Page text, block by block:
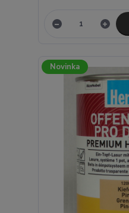
Novinka